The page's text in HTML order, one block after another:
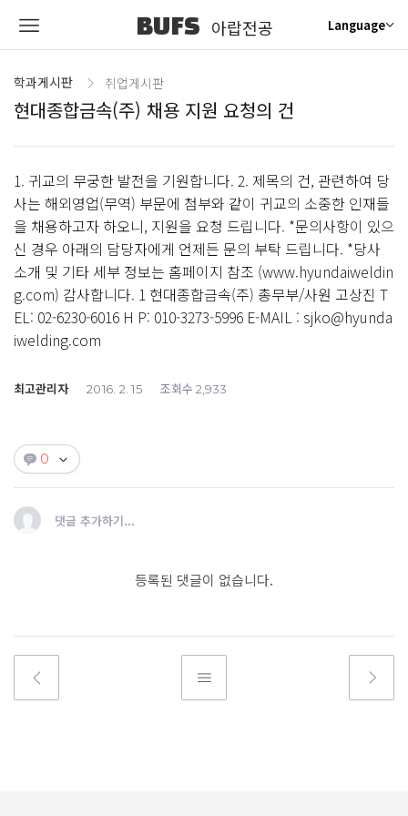
BUFS 아랍전공 Language
학과게시판 취업게시판
현대종합금속(주) 채용 지원 요청의 건
1. 귀교의 무궁한 발전을 기원합니다. 2. 제목의 건, 관련하여 당
사는 해외영업(무역) 부문에 첨부와 같이 귀교의 소중한 인재들
을 채용하고자 하오니, 지원을 요청 드립니다. *문의사항이 있으
신 경우 아래의 담당자에게 언제든 문의 부탁 드립니다. *당사
소개 및 기타 세부 정보는 홈페이지 참조 (www.hyundaiweldin
g.com) 감사합니다. 1 현대종합금속(주) 총무부/사원 고상진 T
EL: 02-6230-6016 H P: 010-3273-5996 E-MAIL : sjko@hyunda
iwelding.com
최고관리자 2016. 2. 15 조회수 2,933
0
댓글 추가하기...
등록된 댓글이 없습니다.